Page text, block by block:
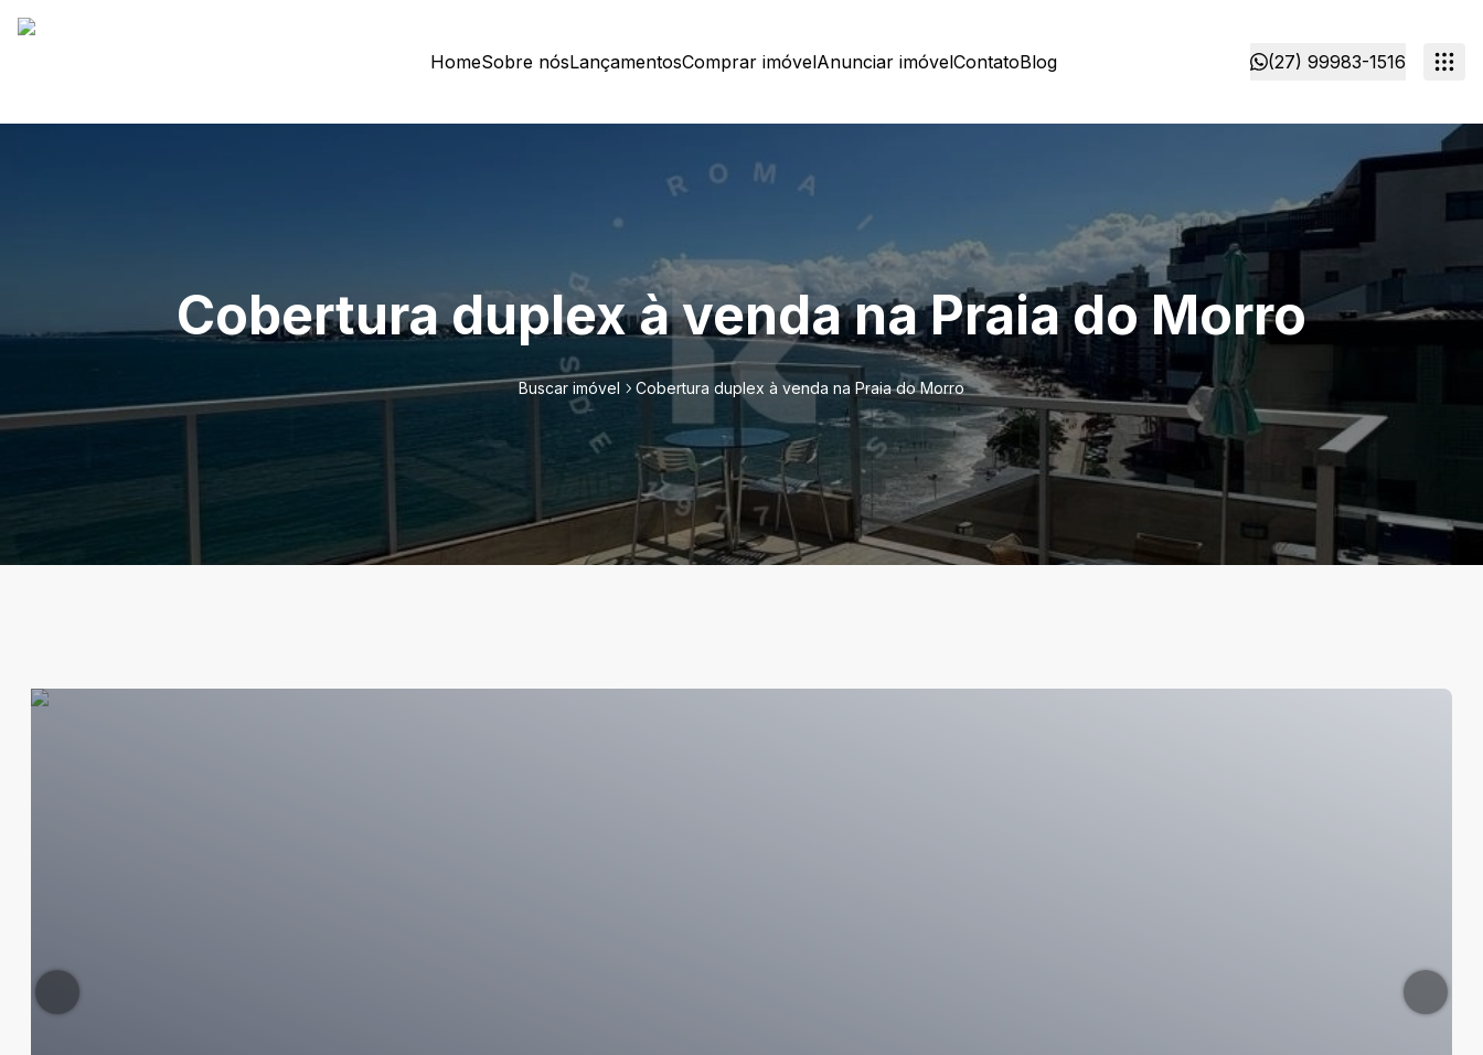
HomeSobre nósLançamentosComprar imóvelAnunciar imóvelContatoBlog (27) 99983-1516
Cobertura duplex à venda na Praia do Morro
Buscar imóvel Cobertura duplex à venda na Praia do Morro